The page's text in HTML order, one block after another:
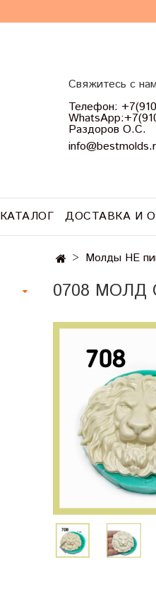
Свяжитесь с
Телефон:
Раздоров О.С.
КАТАЛОГ ДОСТАВКА И
Молды НЕ
0708